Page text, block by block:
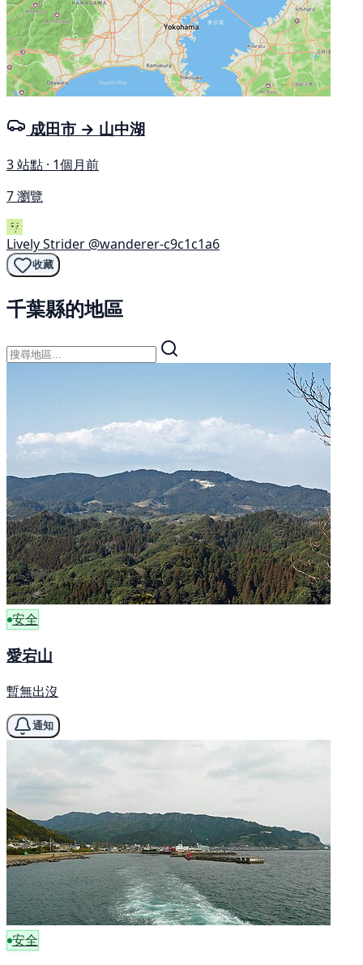
成田市 → 山中湖
3 站點 · 1個月前
7 瀏覽
Lively Strider @wanderer-c9c1c1a6
收藏
千葉縣的地區
安全
愛宕山
暫無出沒
通知
安全